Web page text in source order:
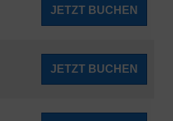
JETZT BUCHEN
JETZT BUCHEN